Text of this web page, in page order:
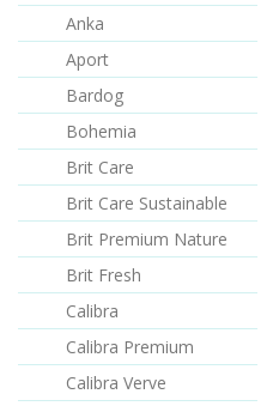
Anka
Aport
Bardog
Bohemia
Brit Care
Brit Care Sustainable
Brit Premium Nature
Brit Fresh
Calibra
Calibra Premium
Calibra Verve